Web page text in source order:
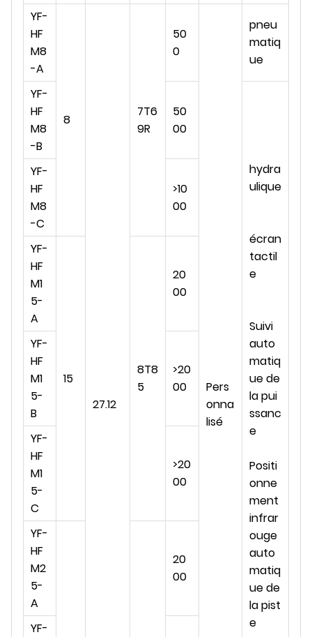
YF-
HF
M8
-A
8
27.12
7T6
9R
50
0
Pers
onna
lisé
pneu
matiq
ue
YF-
HF
M8
-B
50
00
hydra
ulique
écran
tactil
e
Suivi
auto
matiq
ue de
la pui
ssanc
e
Positi
onne
ment
infrar
ouge
auto
matiq
ue de
la pist
e
YF-
HF
M8
-C
>10
00
YF-
HF
M1
5-
A
15
8T8
5
20
00
YF-
HF
M1
5-
B
>20
00
YF-
HF
M1
5-
C
>20
00
YF-
HF
M2
5-
A
20
00
YF-